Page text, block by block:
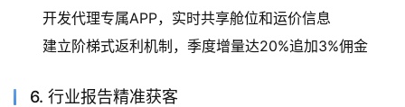
开发代理专属APP，实时共享舱位和运价信息
建立阶梯式返利机制，季度增量达20%追加3%佣金
6. 行业报告精准获客